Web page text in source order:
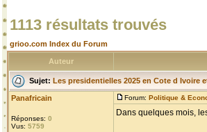
1113 résultats trouvés
grioo.com Index du Forum
Auteur
Sujet: Les presidentielles 2025 en Cote d Ivoire
Panafricain
Réponses: 0
Vus: 5759
Forum: Politique &
Dans quelques mois,